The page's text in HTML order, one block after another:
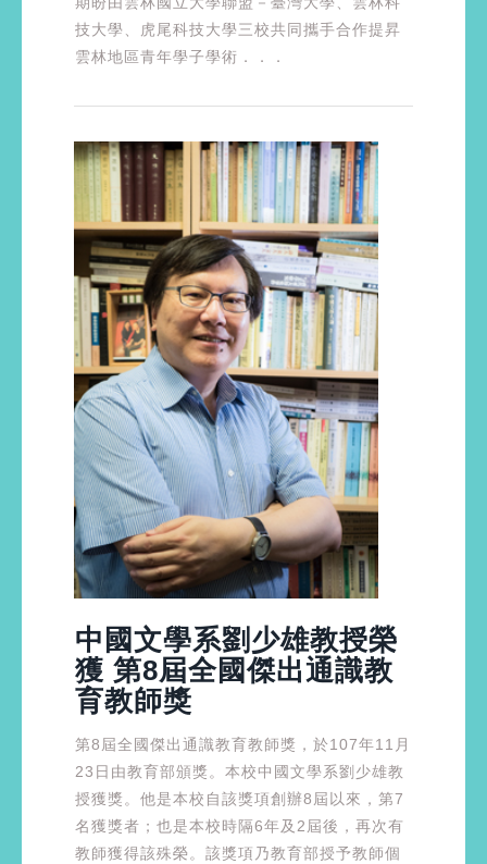
技大學、虎尾科技大學三校共同攜手合作提昇
雲林地區青年學子學術．．．
中國文學系劉少雄教授榮
獲 第8屆全國傑出通識教
育教師獎
第8屆全國傑出通識教育教師獎，於107年11月
23日由教育部頒獎。本校中國文學系劉少雄教
授獲獎。他是本校自該獎項創辦8屆以來，第7
名獲獎者；也是本校時隔6年及2屆後，再次有
教師獲得該殊榮。該獎項乃教育部授予教師個